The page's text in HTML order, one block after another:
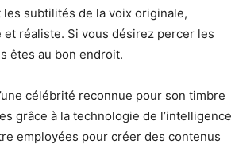
subtilités de la voix originale,
réaliste. Si vous désirez percer les
êtes au bon endroit.
célébrité reconnue pour son timbre
grâce à la technologie de l’intelligence
employées pour créer des contenus